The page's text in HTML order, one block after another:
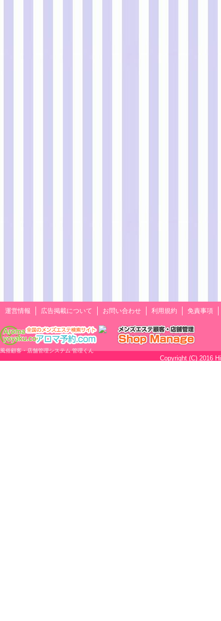
運営情報 広告掲載について お問い合わせ 利用規約 免責事項
風俗顧客・店舗管理システム 管理くん
Copyright (C) 2016